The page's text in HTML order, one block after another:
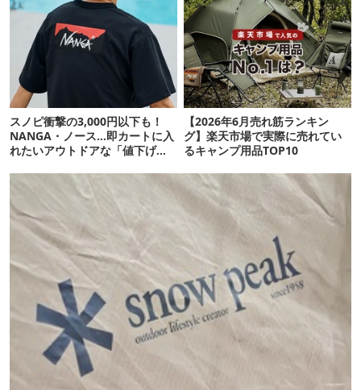
スノピ衝撃の3,000円以下も！
NANGA・ノース…即カートに入
れたいアウトドアな「値下げ夏
【2026年6月売れ筋ランキン
グ】楽天市場で実際に売れてい
るキャンプ用品TOP10